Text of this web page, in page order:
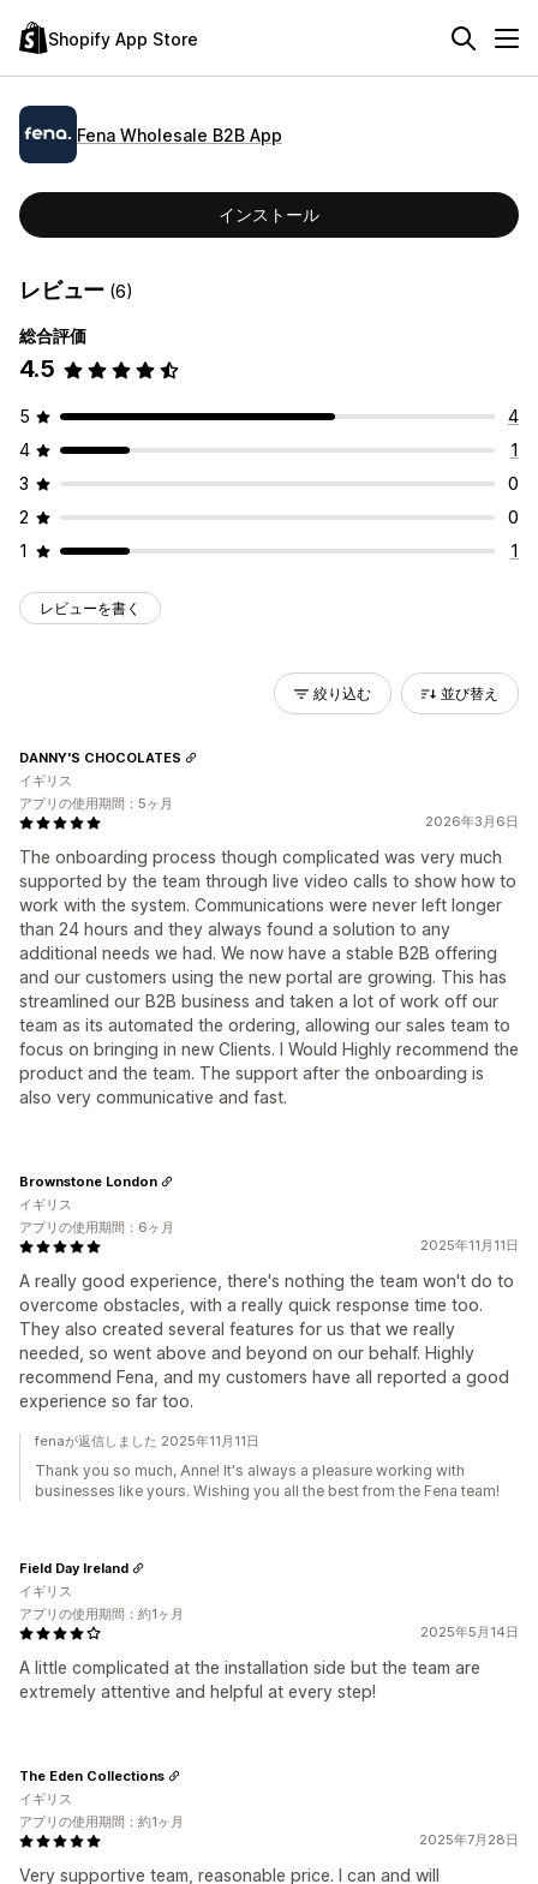
Shopify App Store
Fena Wholesale B2B App
インストール
レビュー (6)
総合評価
4.5
5
4
4
1
3
0
2
0
1
1
レビューを書く
絞り込む 並び替え
2026年3月6日
The onboarding process though complicated was very much
supported by the team through live video calls to show how to
work with the system. Communications were never left longer
than 24 hours and they always found a solution to any
additional needs we had. We now have a stable B2B offering
and our customers using the new portal are growing. This has
streamlined our B2B business and taken a lot of work off our
team as its automated the ordering, allowing our sales team to
focus on bringing in new Clients. I Would Highly recommend the
product and the team. The support after the onboarding is
also very communicative and fast.
DANNY'S CHOCOLATES
イギリス
アプリの使用期間：5ヶ月
2025年11月11日
A really good experience, there's nothing the team won't do to
overcome obstacles, with a really quick response time too.
They also created several features for us that we really
needed, so went above and beyond on our behalf. Highly
recommend Fena, and my customers have all reported a good
experience so far too.
Brownstone London
イギリス
アプリの使用期間：6ヶ月
fenaが返信しました 2025年11月11日
Thank you so much, Anne! It's always a pleasure working with
businesses like yours. Wishing you all the best from the Fena team!
2025年5月14日
A little complicated at the installation side but the team are
extremely attentive and helpful at every step!
Field Day Ireland
イギリス
アプリの使用期間：約1ヶ月
2025年7月28日
Very supportive team, reasonable price. I can and will
The Eden Collections
イギリス
アプリの使用期間：約1ヶ月